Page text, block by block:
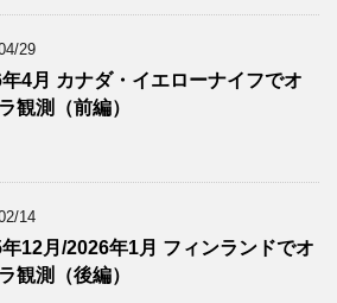
29
4月 カナダ・イエローナイフでオ
観測（前編）
14
12月/2026年1月 フィンランドでオ
観測（後編）